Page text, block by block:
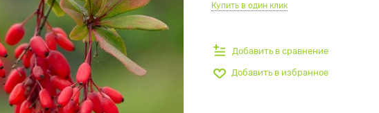
Купить в один клик
Добавить в сравнение
Добавить в избранное